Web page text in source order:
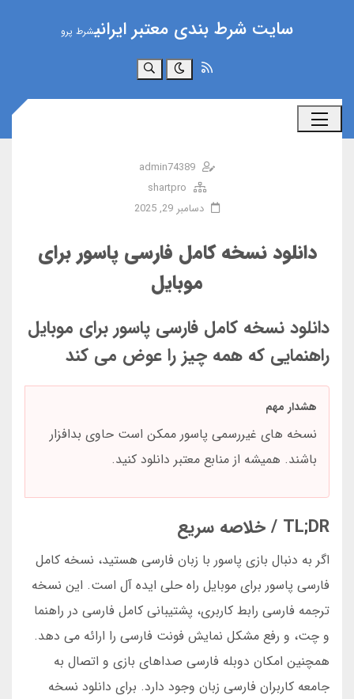
سایت شرط بندی معتبر ایرانیشرط پرو
جستجو
admin74389
shartpro
دسامبر 29, 2025
دانلود نسخه کامل فارسی پاسور برای
موبایل
دانلود نسخه کامل فارسی پاسور برای موبایل
راهنمایی که همه چیز را عوض می کند
هشدار مهم
نسخه های غیررسمی پاسور ممکن است حاوی بدافزار
باشند. همیشه از منابع معتبر دانلود کنید.
TL;DR / خلاصه سریع
اگر به دنبال بازی پاسور با زبان فارسی هستید، نسخه کامل
فارسی پاسور برای موبایل راه حلی ایده آل است. این نسخه
ترجمه فارسی رابط کاربری، پشتیبانی کامل فارسی در راهنما
و چت، و رفع مشکل نمایش فونت فارسی را ارائه می دهد.
همچنین امکان دوبله فارسی صداهای بازی و اتصال به
جامعه کاربران فارسی زبان وجود دارد. برای دانلود نسخه